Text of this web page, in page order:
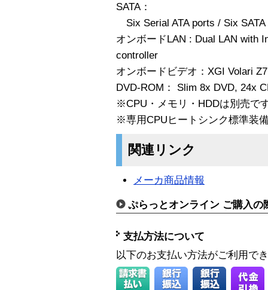
SATA：
Six Serial ATA ports / Six
オンボードLAN : Dual LAN with
controller
オンボードビデオ：XGI Volari
DVD-ROM： Slim 8x DVD, 24x
※CPU・メモリ・HDDは別売で
※専用CPUヒートシンク標準装
関連リンク
メーカ商品情報
ぷらっとオンライン ご購入の
支払方法について
以下のお支払い方法がご利用で